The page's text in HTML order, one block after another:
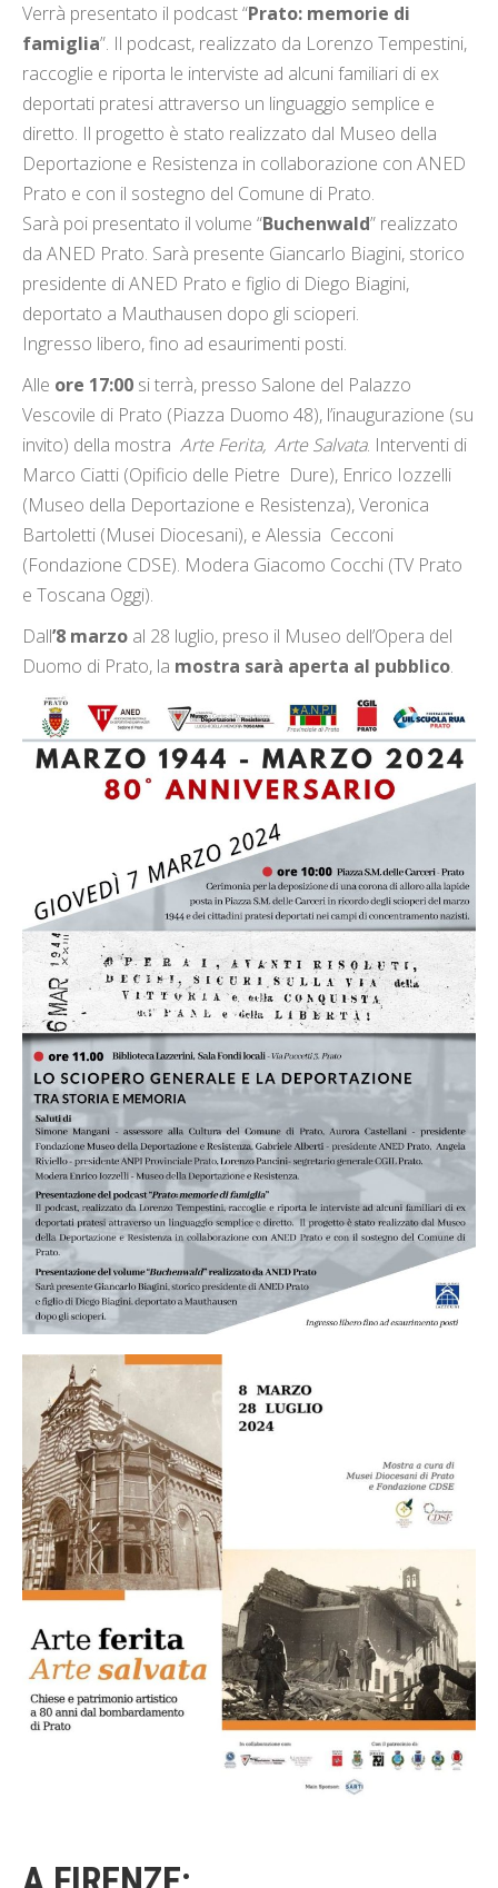
Verrà presentato il podcast “Prato: memorie di
famiglia”. Il podcast, realizzato da Lorenzo Tempestini,
raccoglie e riporta le interviste ad alcuni familiari di ex
deportati pratesi attraverso un linguaggio semplice e
diretto. Il progetto è stato realizzato dal Museo della
Deportazione e Resistenza in collaborazione con ANED
Prato e con il sostegno del Comune di Prato.
Sarà poi presentato il volume “Buchenwald” realizzato
da ANED Prato. Sarà presente Giancarlo Biagini, storico
presidente di ANED Prato e figlio di Diego Biagini,
deportato a Mauthausen dopo gli scioperi.
Ingresso libero, fino ad esaurimenti posti.
Alle ore 17:00 si terrà, presso Salone del Palazzo
Vescovile di Prato (Piazza Duomo 48), l’inaugurazione (su
invito) della mostra Arte Ferita, Arte Salvata. Interventi di
Marco Ciatti (Opificio delle Pietre Dure), Enrico Iozzelli
(Museo della Deportazione e Resistenza), Veronica
Bartoletti (Musei Diocesani), e Alessia Cecconi
(Fondazione CDSE). Modera Giacomo Cocchi (TV Prato
e Toscana Oggi).
Dall’8 marzo al 28 luglio, preso il Museo dell’Opera del
Duomo di Prato, la mostra sarà aperta al pubblico.